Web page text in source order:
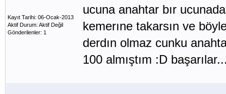
Kayıt Tarihi: 06-Ocak-2013
Aktif Durum: Aktif Değil
Gönderilenler: 1
ucuna anahtar bır
kemerıne takarsın ve
derdın olmaz cunku
100 almıştım :D